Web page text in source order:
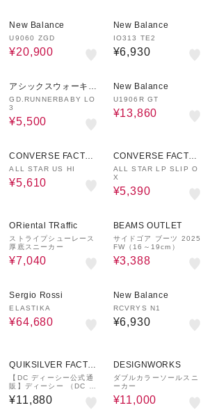
New Balance
U9060 ZGD
¥20,900
New Balance
IO313 TE2
¥6,930
アシックスウォーキン
グ
GD.RUNNERBABY LO
3
¥5,500
New Balance
U1906R GT
¥13,860
CONVERSE FACTOR
Y STORE
ALL STAR US HI
¥5,610
CONVERSE FACTOR
Y STORE
ALL STAR LP SLIP O
X
¥5,390
ORiental TRaffic
ストライプシューレース
厚底スニーカー
¥7,040
BEAMS OUTLET
サイドゴア ブーツ 2025
FW（16～19cm）
¥3,388
Sergio Rossi
ELASTIKA
¥64,680
New Balance
RCVRYS N1
¥6,930
QUIKSILVER FACTO
RY OUTLET STORE
【DC ディーシー公式通
販】ディーシー （DC S
HOES）【OUTLET】D
C Shoes NAVIGATOR
¥11,880
DESIGNWORKS
ダブルカラーソールスニ
ーカー
¥11,000